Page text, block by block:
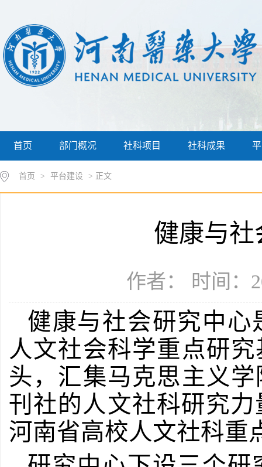
首页 部门概况 社科项目 社科成果
首页 > 平台建设 > 正文
健康与
作者： 时间：
健康与社会研究中
人文社会科学重点研
头，汇集马克思主义
刊社的人文社科研究力
河南省高校人文社科重